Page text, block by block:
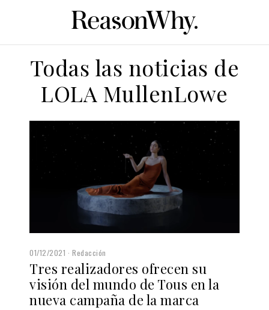
Todas las noticias de
LOLA MullenLowe
01/12/2021 Redacción
Tres realizadores ofrecen su
visión del mundo de Tous en la
nueva campaña de la marca